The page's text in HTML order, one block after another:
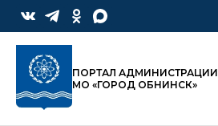
ПОРТАЛ АДМИНИСТРАЦИИ
МО «ГОРОД ОБНИНСК»